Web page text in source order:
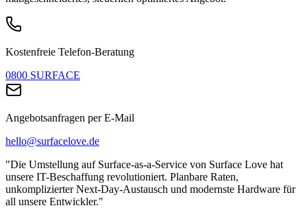
Kostenfreie Telefon-Beratung
0800 SURFACE
Angebotsanfragen per E-Mail
hello@surfacelove.de
"Die Umstellung auf Surface-as-a-Service von Surface Love hat
unsere IT-Beschaffung revolutioniert. Planbare Raten,
unkomplizierter Next-Day-Austausch und modernste Hardware für
all unsere Entwickler."